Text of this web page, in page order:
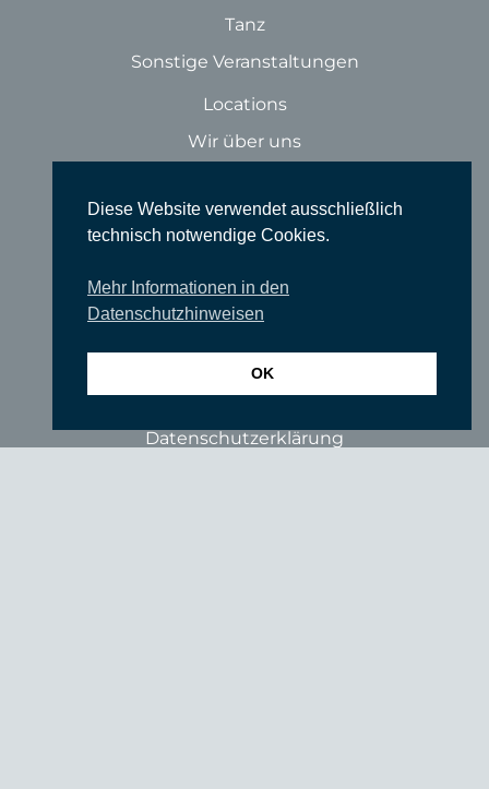
Tanz
Sonstige Veranstaltungen
Locations
Wir über uns
TIEFGANG
Partner
Förderer
Fördern Sie uns!
Impressum
Datenschutzerklärung
Diese Website verwendet ausschließlich
technisch notwendige Cookies.
Mehr Informationen in den
Datenschutzhinweisen
OK